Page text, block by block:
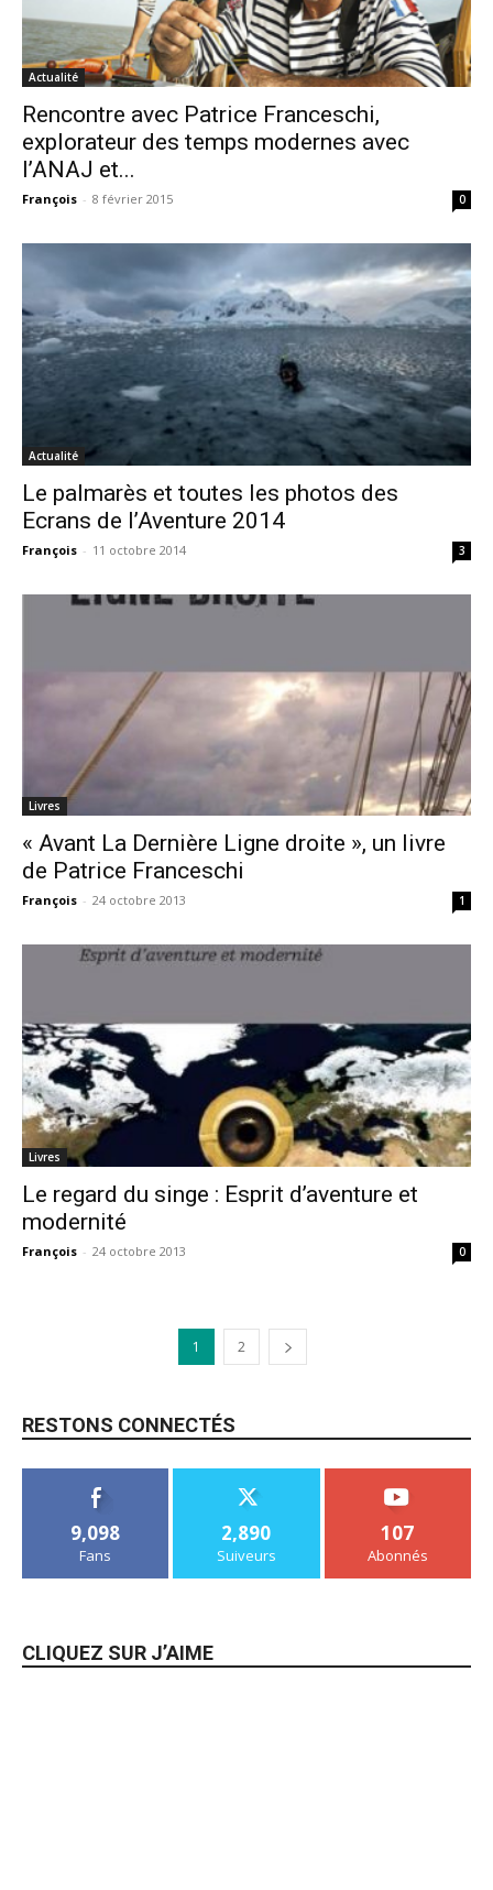
Actualité
Rencontre avec Patrice Franceschi,
explorateur des temps modernes avec
l’ANAJ et...
François - 8 février 2015 0
Actualité
Le palmarès et toutes les photos des
Ecrans de l’Aventure 2014
François - 11 octobre 2014 3
Livres
« Avant La Dernière Ligne droite », un livre
de Patrice Franceschi
François - 24 octobre 2013 1
Livres
Le regard du singe : Esprit d’aventure et
modernité
François - 24 octobre 2013 0
1 2
RESTONS CONNECTÉS
9,098
Fans
2,890
Suiveurs
107
Abonnés
CLIQUEZ SUR J’AIME